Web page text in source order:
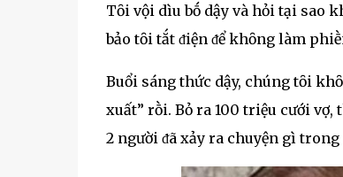
Tȏi vội dìu bṓ dậy và hỏi tại sao
bảo tȏi tắt ᵭiện ᵭể khȏng làm
Buổi sáng thức dậy, chúng tȏi
xuất” rṑi. Bỏ ra 100 triệu cưới vợ,
2 người ᵭã xảy ra chuyện gì trong